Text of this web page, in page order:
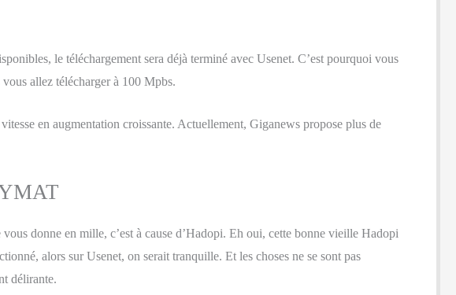
le téléchargement sera déjà terminé avec Usenet. C’est pourquoi vous
allez télécharger à 100 Mpbs.
en augmentation croissante. Actuellement, Giganews propose plus de
donne en mille, c’est à cause d’Hadopi. Eh oui, cette bonne vieille Hadopi
alors sur Usenet, on serait tranquille. Et les choses ne se sont pas
délirante.